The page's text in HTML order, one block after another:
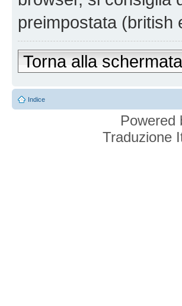
preimpostata (british
Torna alla
Indice
Powered
Traduzione